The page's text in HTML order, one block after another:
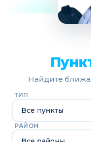
Найдите
ТИП
РАЙОН